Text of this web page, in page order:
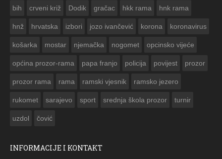
bih crveni križ Dodik gračac hkk rama hnk rama
hnž hrvatska izbori jozo ivančević korona koronavirus
košarka mostar njemačka nogomet opcinsko vijeće
općina prozor-rama papa franjo policija povijest prozor
prozor rama rama ramski vjesnik ramsko jezero
rukomet sarajevo sport srednja škola prozor turnir
uzdol čović
INFORMACIJE I KONTAKT